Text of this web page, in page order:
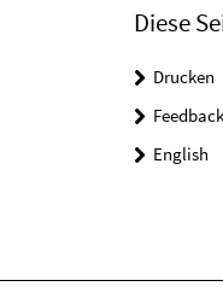
Diese
Drucken
Feedback
English